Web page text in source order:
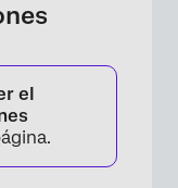
el